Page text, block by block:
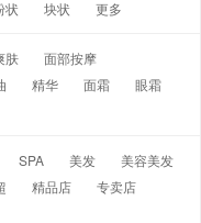
状 块状 更多
肤
面部按摩
精华 面霜
眼霜
SPA 美发
美容美发
精品店
专卖店